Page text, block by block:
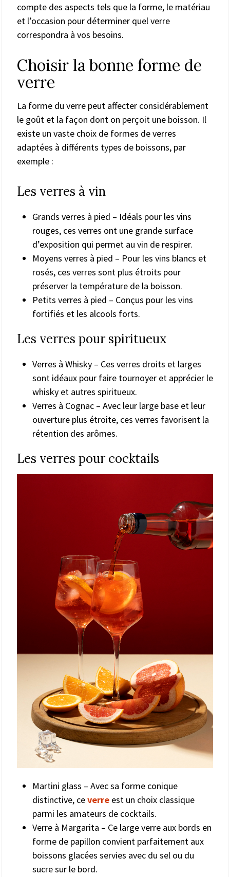
compte des aspects tels que la forme, le matériau
et l’occasion pour déterminer quel verre
correspondra à vos besoins.
Choisir la bonne forme de
verre
La forme du verre peut affecter considérablement
le goût et la façon dont on perçoit une boisson. Il
existe un vaste choix de formes de verres
adaptées à différents types de boissons, par
exemple :
Les verres à vin
Grands verres à pied – Idéals pour les vins
rouges, ces verres ont une grande surface
d’exposition qui permet au vin de respirer.
Moyens verres à pied – Pour les vins blancs et
rosés, ces verres sont plus étroits pour
préserver la température de la boisson.
Petits verres à pied – Conçus pour les vins
fortifiés et les alcools forts.
Les verres pour spiritueux
Verres à Whisky – Ces verres droits et larges
sont idéaux pour faire tournoyer et apprécier le
whisky et autres spiritueux.
Verres à Cognac – Avec leur large base et leur
ouverture plus étroite, ces verres favorisent la
rétention des arômes.
Les verres pour cocktails
Martini glass – Avec sa forme conique
distinctive, ceverre est un choix classique
parmi les amateurs de cocktails.
Verre à Margarita – Ce large verre aux bords en
forme de papillon convient parfaitement aux
boissons glacées servies avec du sel ou du
sucre sur le bord.